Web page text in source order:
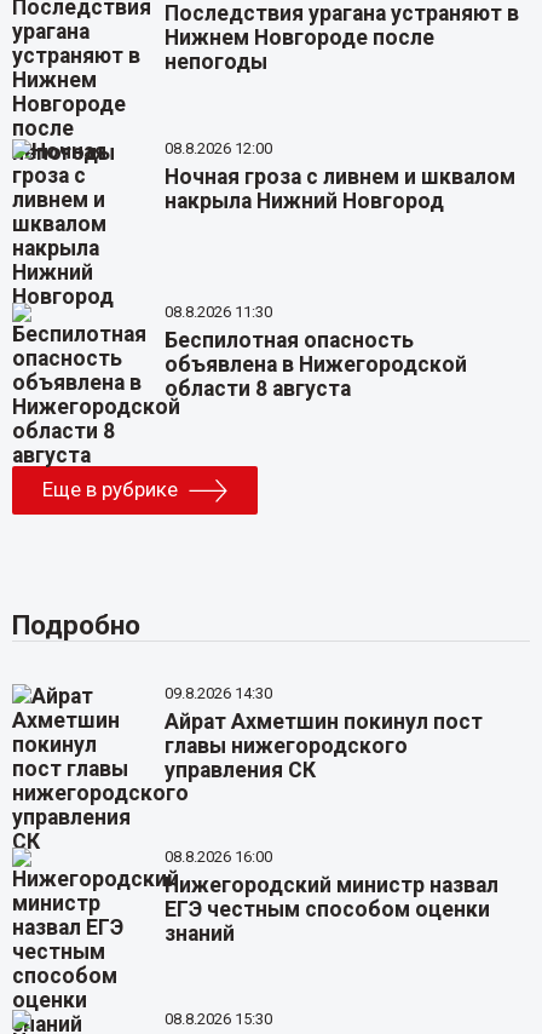
Последствия урагана устраняют в
Нижнем Новгороде после
непогоды
08.8.2026 12:00
Ночная гроза с ливнем и шквалом
накрыла Нижний Новгород
08.8.2026 11:30
Беспилотная опасность
объявлена в Нижегородской
области 8 августа
Еще в рубрике
Подробно
09.8.2026 14:30
Айрат Ахметшин покинул пост
главы нижегородского
управления СК
08.8.2026 16:00
Нижегородский министр назвал
ЕГЭ честным способом оценки
знаний
08.8.2026 15:30